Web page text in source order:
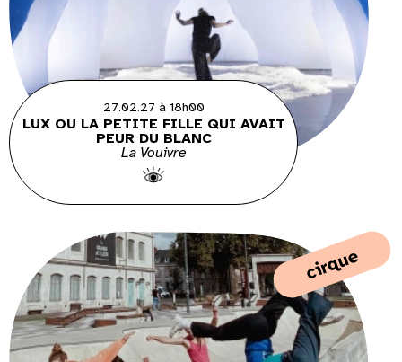
27.02.27 à 18h00
LUX OU LA PETITE FILLE QUI AVAIT
PEUR DU BLANC
La Vouivre
cirque